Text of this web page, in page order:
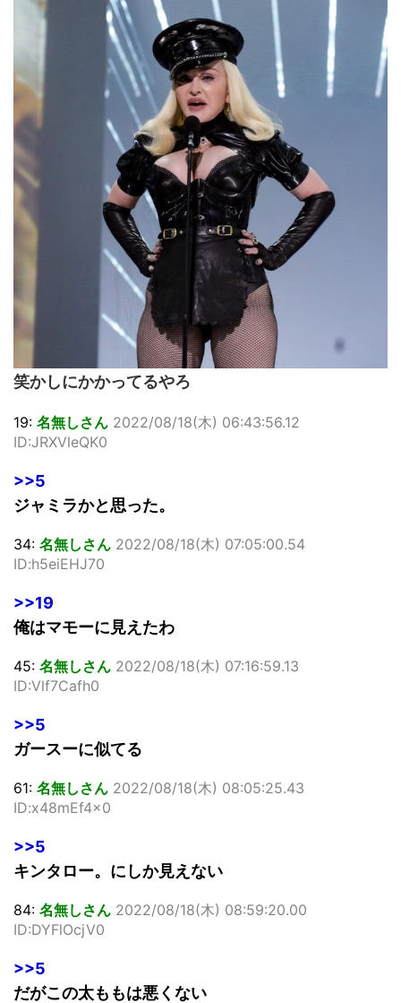
笑かしにかかってるやろ
19: 名無しさん 2022/08/18(木) 06:43:56.12
ID:JRXVleQK0
>>5
ジャミラかと思った。
34: 名無しさん 2022/08/18(木) 07:05:00.54
ID:h5eiEHJ70
>>19
俺はマモーに見えたわ
45: 名無しさん 2022/08/18(木) 07:16:59.13
ID:Vlf7Cafh0
>>5
ガースーに似てる
61: 名無しさん 2022/08/18(木) 08:05:25.43
ID:x48mEf4x0
>>5
キンタロー。にしか見えない
84: 名無しさん 2022/08/18(木) 08:59:20.00
ID:DYFlOcjV0
>>5
だがこの太ももは悪くない